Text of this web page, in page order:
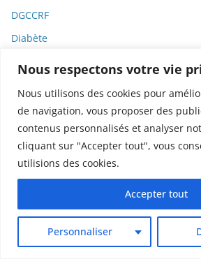
Nous respectons votre vie
Nous utilisons des cookies pour
de navigation, vous proposer des
contenus personnalisés et analyser
cliquant sur "Accepter tout", vous
utilisions des cookies.
Personnaliser
Accepter tout
DGCCRF
Diabète
Diététique
Diffamation
Dignité
Diplomatie
Doctolib